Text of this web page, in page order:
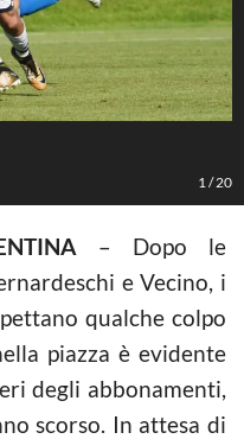
1 /20
– Dopo le
e Vecino, i
qualche colpo
piazza è evidente
degli abbonamenti,
scorso. In attesa di